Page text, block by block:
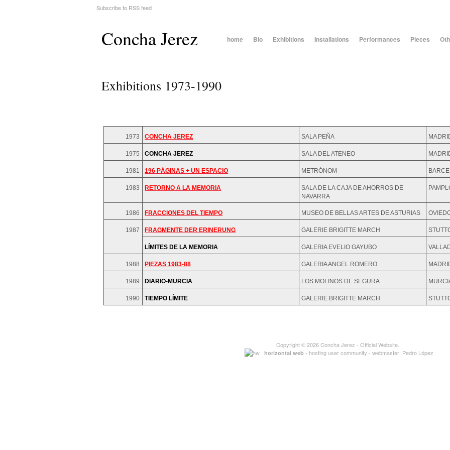
Subscribe to RSS feed
Concha Jerez home Bio Exhibitions Installations Performances Pieces
Exhibitions 1973-1990
1973 CONCHA JEREZ SALA PEÑA
1975 CONCHA JEREZ SALA DEL ATENEO
1981 196 PÁGINAS + UN ESPACIO METRÓNOM
1983 RETORNO A LA MEMORIA
SALA DE LA CAJA DE AHORROS DE
NAVARRA
1986 FRACCIONES DEL TIEMPO MUSEO DE BELLAS ARTES DE ASTURIAS
1987 FRAGMENTE DER ERINERUNG GALERIE BRIGITTE MARCH
LÍMITES DE LA MEMORIA GALERIA EVELIO GAYUBO
1988 PIEZAS 1983-88 GALERIA ANGEL ROMERO
1989 DIARIO-MURCIA LOS MOLINOS DE SEGURA
1990 TIEMPO LÍMITE GALERIE BRIGITTE MARCH
Copyright © 2026Concha Jerez - Official Website.
horizontal web - hosting user community - webmaster: Pedro López